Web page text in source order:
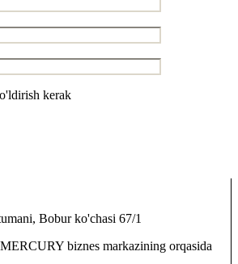
kerak
Bobur ko'chasi 67/1
biznes markazining orqasida